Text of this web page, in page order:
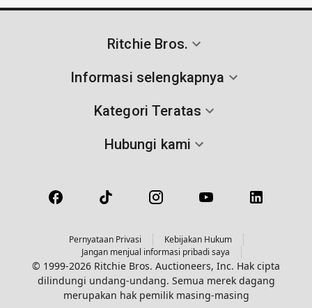
Ritchie Bros.
Informasi selengkapnya
Kategori Teratas
Hubungi kami
Pernyataan Privasi
Kebijakan Hukum
Jangan menjual informasi pribadi saya
© 1999-2026 Ritchie Bros. Auctioneers, Inc. Hak cipta
dilindungi undang-undang. Semua merek dagang
merupakan hak pemilik masing-masing